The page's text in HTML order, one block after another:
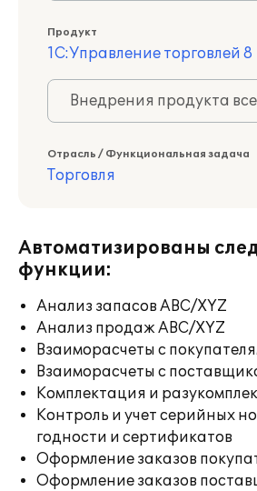
Продукт
1С:Управление торговлей 8
Внедрения продукта
Отрасль / Функциональная задача
Торговля
Автоматизированы
функции:
Анализ запасов ABC/XYZ
Анализ продаж ABC/XYZ
Взаиморасчеты с
Взаиморасчеты с
Комплектация и
Контроль и учет серийных
годности и сертификатов
Оформление заказов
Оформление заказов